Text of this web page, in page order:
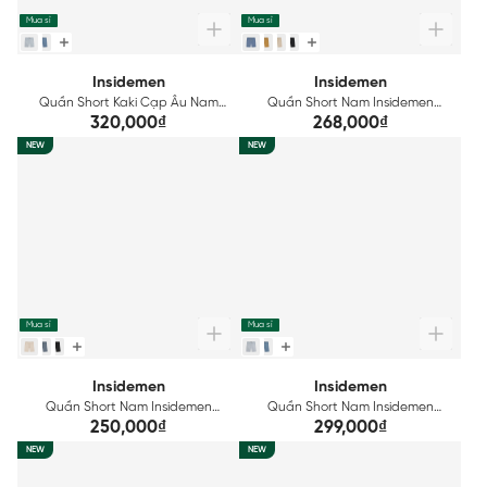
Mua sỉ
Insidemen
Quần Short Kaki Cạp Âu Nam
Regular Fit Insidemen ISO501EDP01
320,000₫
Mua sỉ
Insidemen
Quần Short Nam Insidemen
Regular Fit ISO500EDP01
268,000₫
NEW
Mua sỉ
Insidemen
Quần Short Nam Insidemen
Regular Fit ISO238AH0
250,000₫
NEW
Mua sỉ
Insidemen
Quần Short Nam Insidemen
Regular Fit ISO237AH0
299,000₫
NEW NEW